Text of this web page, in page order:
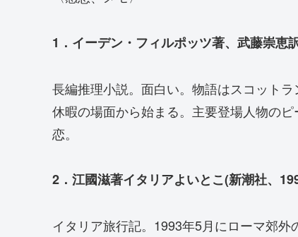
1．イーデン・フィルポッツ著、武藤崇恵
長編推理小説。面白い。物語はスコット
休暇の場面から始まる。主要登場人物の
恋。
2．江國滋著イタリアよいとこ(新潮社、
イタリア旅行記。1993年5月にローマ郊